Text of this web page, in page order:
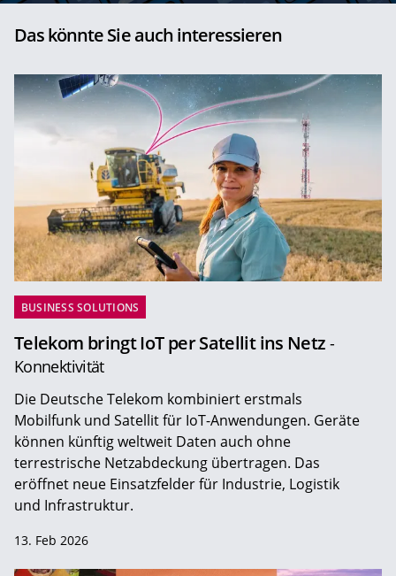
Das könnte Sie auch interessieren
BUSINESS SOLUTIONS
Telekom bringt IoT per Satellit ins Netz -
Konnektivität
Die Deutsche Telekom kombiniert erstmals
Mobilfunk und Satellit für IoT-Anwendungen. Geräte
können künftig weltweit Daten auch ohne
terrestrische Netzabdeckung übertragen. Das
eröffnet neue Einsatzfelder für Industrie, Logistik
und Infrastruktur.
13. Feb 2026